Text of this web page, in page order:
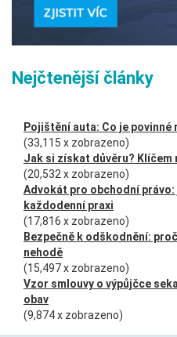
Nejčtenější články
Pojištění auta: Co je povinné
(33,115 x zobrazeno)
Jak si získat důvěru?
(20,532 x zobrazeno)
Advokát pro obchodní
každodenní praxi
(17,816 x zobrazeno)
Bezpečně k odškodnění:
nehodě
(15,497 x zobrazeno)
Vzor smlouvy o výpůjčce
obav
(9,874 x zobrazeno)